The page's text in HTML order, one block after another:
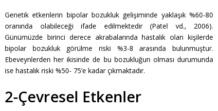
Genetik etkenlerin bipolar bozukluk gelişiminde yaklaşık %60-80
oranında olabileceği ifade edilmektedir (Patel vd., 2006).
Günümüzde birinci derece akrabalarında hastalık olan kişilerde
bipolar bozukluk görülme riski %3-8 arasında bulunmuştur.
Ebeveynlerden her ikisinde de bu bozukluğun olması durumunda
ise hastalık riski %50- 75’e kadar çıkmaktadır.
2-Çevresel Etkenler